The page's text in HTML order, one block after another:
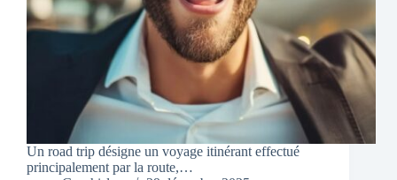
Un road trip désigne un voyage itinérant effectué
principalement par la route,…